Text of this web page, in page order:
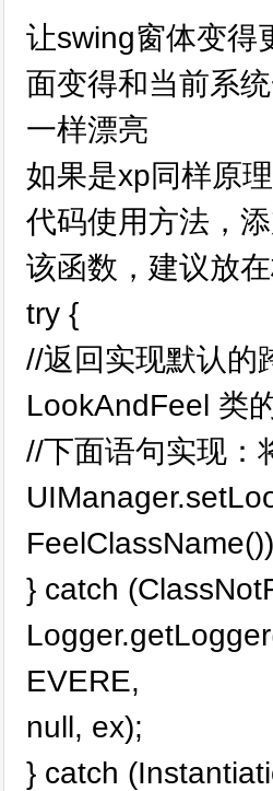
让swing窗体变得
面变得和当前系
一样漂亮
如果是xp同样原理
代码使用方法，
该函数，建议放
try {
//返回实现默认的
LookAndFeel 类
//下面语句实现：
} catch
EVERE,
null, ex);
} catch